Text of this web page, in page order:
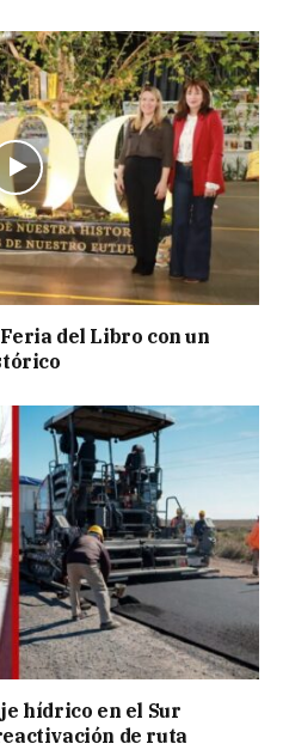
del Libro con un
hídrico en el Sur
de ruta